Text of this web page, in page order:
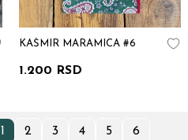
KAŠMIR MARAMICA #6
1.200 RSD
1 2 3 4 5 6